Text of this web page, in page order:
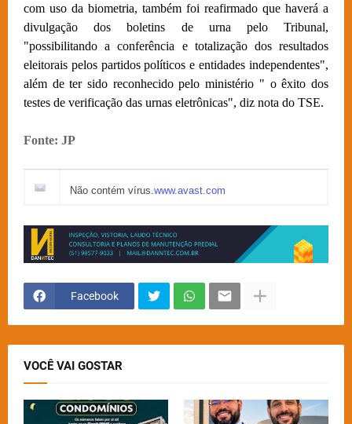
com uso da biometria, também foi reafirmado que haverá a
divulgação dos boletins de urna pelo Tribunal,
"possibilitando a conferência e totalização dos resultados
eleitorais pelos partidos políticos e entidades independentes",
além de ter sido reconhecido pelo ministério " o êxito dos
testes de verificação das urnas eletrônicas", diz nota do TSE.
Fonte: JP
Não contém vírus.www.avast.com
Facebook
VOCÊ VAI GOSTAR